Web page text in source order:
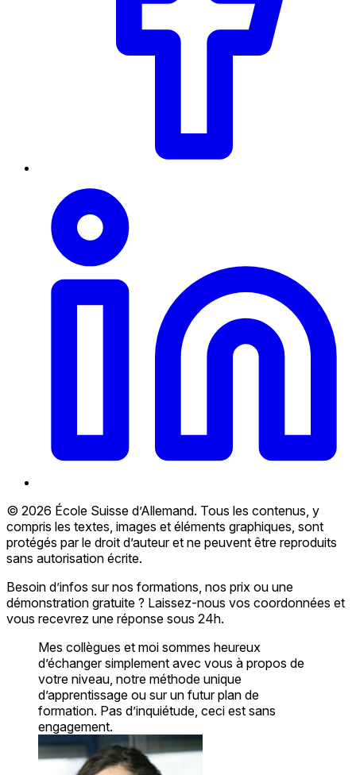
© 2026 École Suisse d’Allemand. Tous les contenus, y
compris les textes, images et éléments graphiques, sont
protégés par le droit d’auteur et ne peuvent être reproduits
sans autorisation écrite.
Besoin d’infos sur nos formations, nos prix ou une
démonstration gratuite ? Laissez-nous vos coordonnées et
vous recevrez une réponse sous 24h.
Mes collègues et moi sommes heureux
d’échanger simplement avec vous à propos de
votre niveau, notre méthode unique
d’apprentissage ou sur un futur plan de
formation. Pas d’inquiétude, ceci est sans
engagement.